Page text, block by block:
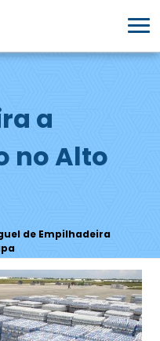
a
no Alto
de Empilhadeira